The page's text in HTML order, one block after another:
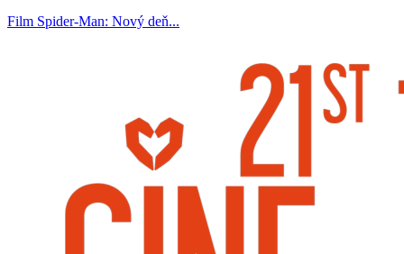
Film Spider-Man: Nový deň...